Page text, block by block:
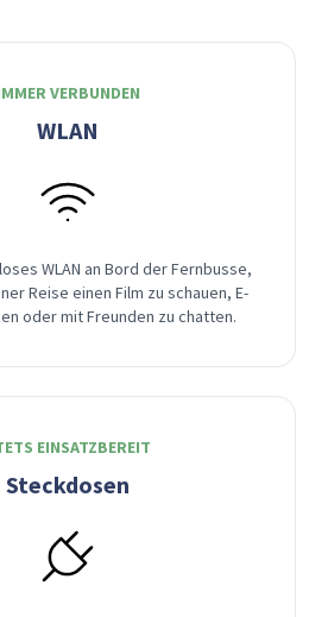
VERBUNDEN
WLAN
WLAN an Bord der Fernbusse,
Reise einen Film zu schauen, E-
oder mit Freunden zu chatten.
EINSATZBEREIT
Steckdosen